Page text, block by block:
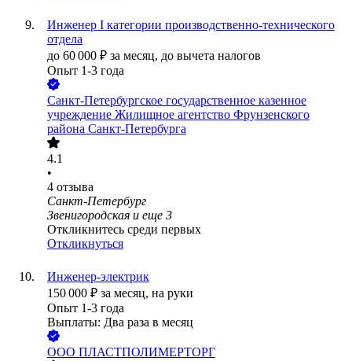
Инженер I категории производственно-технического
отдела
до 60 000 ₽ за месяц, до вычета налогов
Опыт 1-3 года
Санкт-Петербургское государственное казенное
учреждение Жилищное агентство Фрунзенского
района Санкт-Петербурга
4.1
•
4 отзыва
Санкт-Петербург
Звенигородская и еще 3
Откликнитесь среди первых
Откликнуться
Инженер-электрик
150 000 ₽ за месяц, на руки
Опыт 1-3 года
Выплаты: Два раза в месяц
ООО ПЛАСТПОЛИМЕРТОРГ